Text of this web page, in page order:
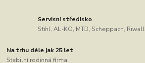
Servisní středisko
Stihl, AL-KO, MTD, Scheppach,
Na trhu déle jak 25 let
Stabilní rodinná firma